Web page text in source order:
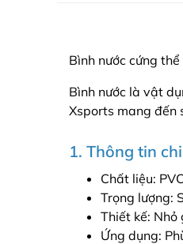
Bình nước cứng
Bình nước là vật
Xsports mang đến
1. Thông tin
Chất liệu:
Trọng lượng:
Thiết kế: Nhỏ
Ứng dụng: